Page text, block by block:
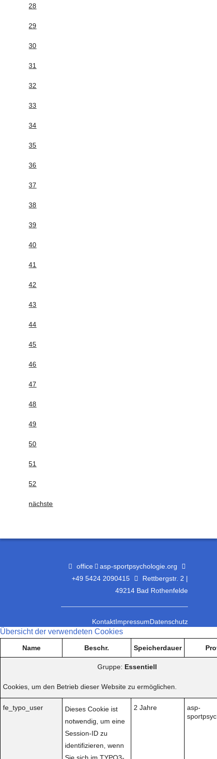
28
29
30
31
32
33
34
35
36
37
38
39
40
41
42
43
44
45
46
47
48
49
50
51
52
nächste
office
asp-sportpsychologie.org
+49 5424 2090415
Rettbergstr. 2 |
49214 Bad Rothenfelde
KontaktImpressumDatenschutz
Übersicht der verwendeten Cookies
Name Beschr. Speicherdauer
Gruppe: Essentiell
Cookies, um den Betrieb dieser Website zu ermöglichen.
fe_typo_user
Dieses Cookie ist
notwendig, um eine
Session-ID zu
identifizieren, wenn
2 Jahre
asp-